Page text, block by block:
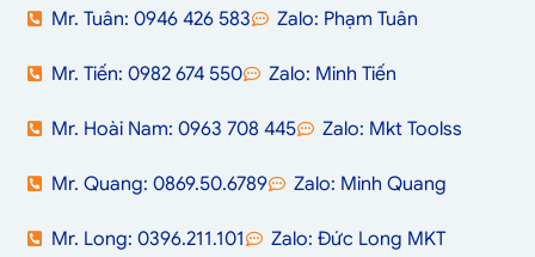
Mr. Tuân: 0946 426 583 Zalo: Phạm Tuân
Mr. Tiến: 0982 674 550 Zalo: Minh Tiến
Mr. Hoài Nam: 0963 708 445 Zalo: Mkt Toolss
Mr. Quang: 0869.50.6789 Zalo: Minh Quang
Mr. Long: 0396.211.101 Zalo: Đức Long MKT